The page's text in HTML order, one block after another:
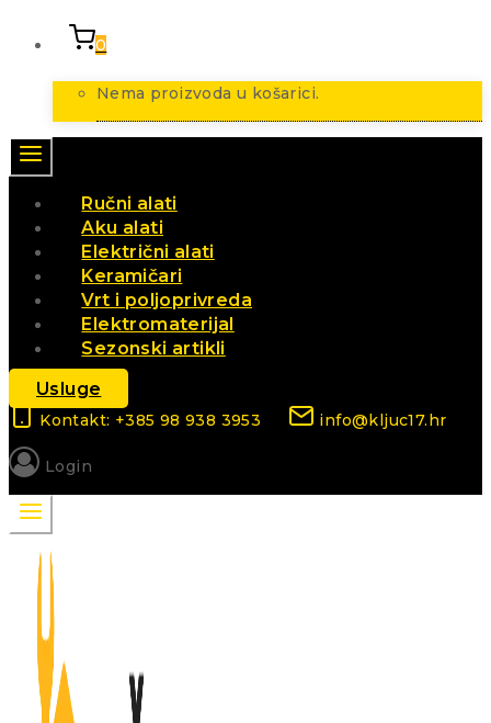
0
Nema proizvoda u košarici.
Ručni alati
Aku alati
Električni alati
Keramičari
Vrt i poljoprivreda
Elektromaterijal
Sezonski artikli
Usluge
Kontakt: +385 98 938 3953 info@kljuc17.hr
Login